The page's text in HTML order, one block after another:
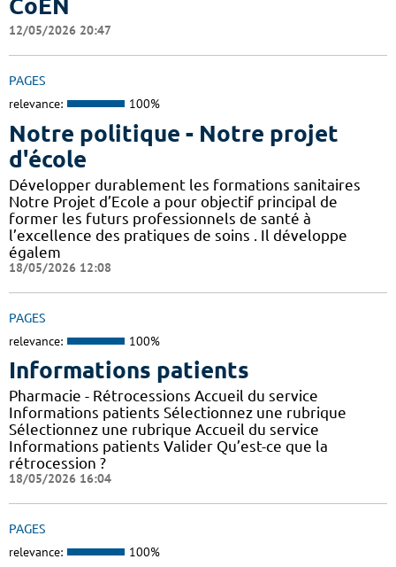
CoEN
12/05/2026 20:47
PAGES
relevance: 100%
Notre politique - Notre projet
d'école
Développer durablement les formations sanitaires
Notre Projet d’Ecole a pour objectif principal de
former les futurs professionnels de santé à
l’excellence des pratiques de soins . Il développe
égalem
18/05/2026 12:08
PAGES
relevance: 100%
Informations patients
Pharmacie - Rétrocessions Accueil du service
Informations patients Sélectionnez une rubrique
Sélectionnez une rubrique Accueil du service
Informations patients Valider Qu’est-ce que la
rétrocession ?
18/05/2026 16:04
PAGES
relevance: 100%